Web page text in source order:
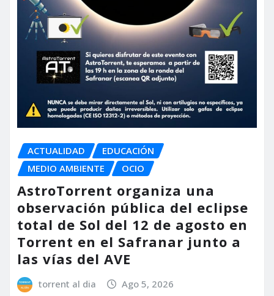
ACTUALIDAD
EDUCACIÓN
MEDIO AMBIENTE
OCIO
AstroTorrent organiza una
observación pública del eclipse
total de Sol del 12 de agosto en
Torrent en el Safranar junto a
las vías del AVE
torrent al dia Ago 5, 2026